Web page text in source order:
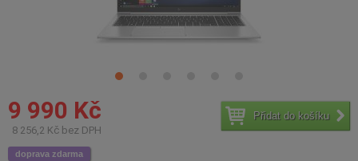
9 990 Kč
8 256,2 Kč bez DPH
Přidat do košíku
doprava zdarma